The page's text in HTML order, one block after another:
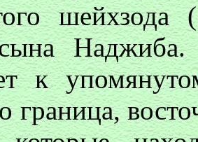
Наджиба.
к
граница,